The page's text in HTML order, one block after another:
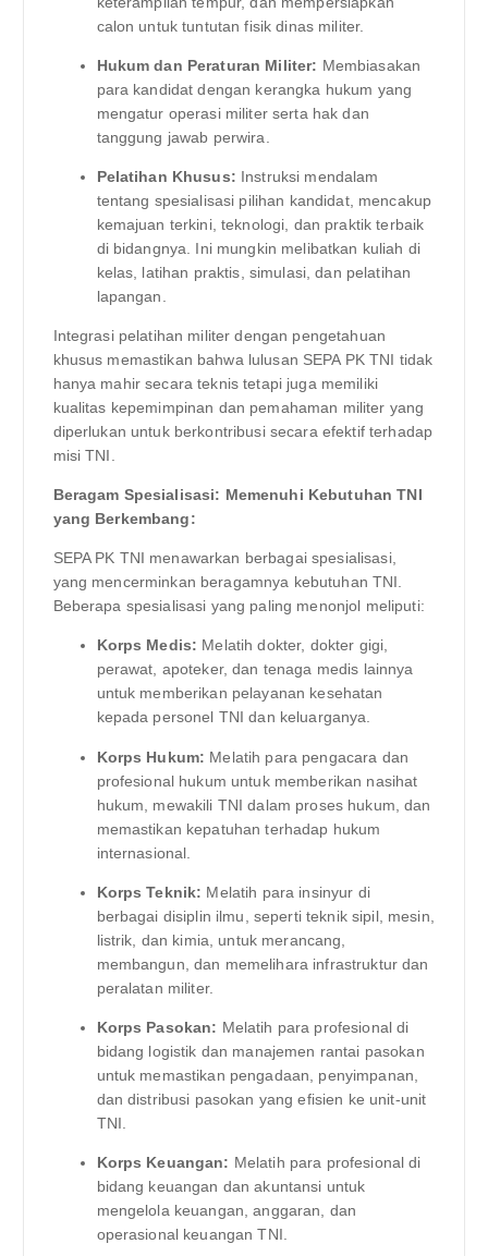
calon untuk tuntutan fisik dinas militer.
Hukum dan Peraturan Militer: Membiasakan
para kandidat dengan kerangka hukum yang
mengatur operasi militer serta hak dan
tanggung jawab perwira.
Pelatihan Khusus: Instruksi mendalam
tentang spesialisasi pilihan kandidat, mencakup
kemajuan terkini, teknologi, dan praktik terbaik
di bidangnya. Ini mungkin melibatkan kuliah di
kelas, latihan praktis, simulasi, dan pelatihan
lapangan.
Integrasi pelatihan militer dengan pengetahuan
khusus memastikan bahwa lulusan SEPA PK TNI tidak
hanya mahir secara teknis tetapi juga memiliki
kualitas kepemimpinan dan pemahaman militer yang
diperlukan untuk berkontribusi secara efektif terhadap
misi TNI.
Beragam Spesialisasi: Memenuhi Kebutuhan TNI
yang Berkembang:
SEPA PK TNI menawarkan berbagai spesialisasi,
yang mencerminkan beragamnya kebutuhan TNI.
Beberapa spesialisasi yang paling menonjol meliputi:
Korps Medis: Melatih dokter, dokter gigi,
perawat, apoteker, dan tenaga medis lainnya
untuk memberikan pelayanan kesehatan
kepada personel TNI dan keluarganya.
Korps Hukum: Melatih para pengacara dan
profesional hukum untuk memberikan nasihat
hukum, mewakili TNI dalam proses hukum, dan
memastikan kepatuhan terhadap hukum
internasional.
Korps Teknik: Melatih para insinyur di
berbagai disiplin ilmu, seperti teknik sipil, mesin,
listrik, dan kimia, untuk merancang,
membangun, dan memelihara infrastruktur dan
peralatan militer.
Korps Pasokan: Melatih para profesional di
bidang logistik dan manajemen rantai pasokan
untuk memastikan pengadaan, penyimpanan,
dan distribusi pasokan yang efisien ke unit-unit
TNI.
Korps Keuangan: Melatih para profesional di
bidang keuangan dan akuntansi untuk
mengelola keuangan, anggaran, dan
operasional keuangan TNI.